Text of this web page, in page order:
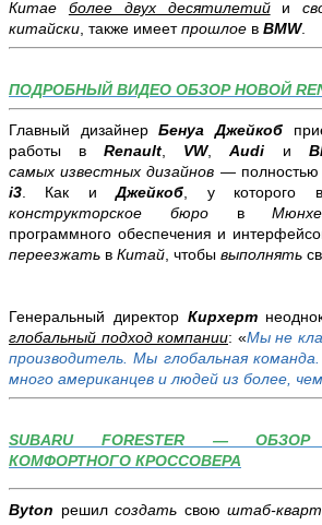
Китае более двух десятилетийи
китайски , также имеетпрошлое в BMW.
ПОДРОБНЫЙ ВИДЕО ОБЗОР НОВОЙ
Главный дизайнерБенуа Джейкоб
работы вRenault VW,Audi и
самыхизвестных дизайнов — полностью
i3 . Как иДжейкоб , у которого
конструкторское бюров
программного обеспечения и
переезжать в Китай , чтобы выполнять
Генеральный директор Кирхерт
глобальный подход компании: «Мы не
производитель. Мы глобальная
много американцев и людей из более,
SUBARU FORESTER —
КОМФОРТНОГО КРОССОВЕРА
Byton решилсоздать своюштаб-